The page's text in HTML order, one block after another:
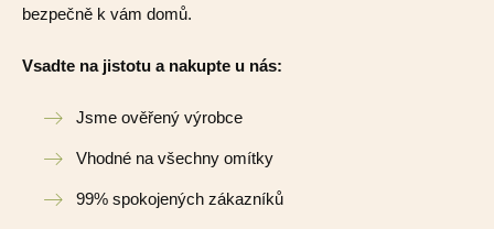
bezpečně k vám domů.
Vsadte na jistotu a nakupte u nás:
Jsme ověřený výrobce
Vhodné na všechny omítky
99% spokojených zákazníků